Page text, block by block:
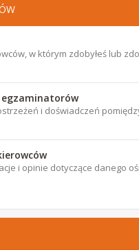
w którym zdobyłeś lub
egzaminatorów
i doświadczeń
i opinie dotyczące danego